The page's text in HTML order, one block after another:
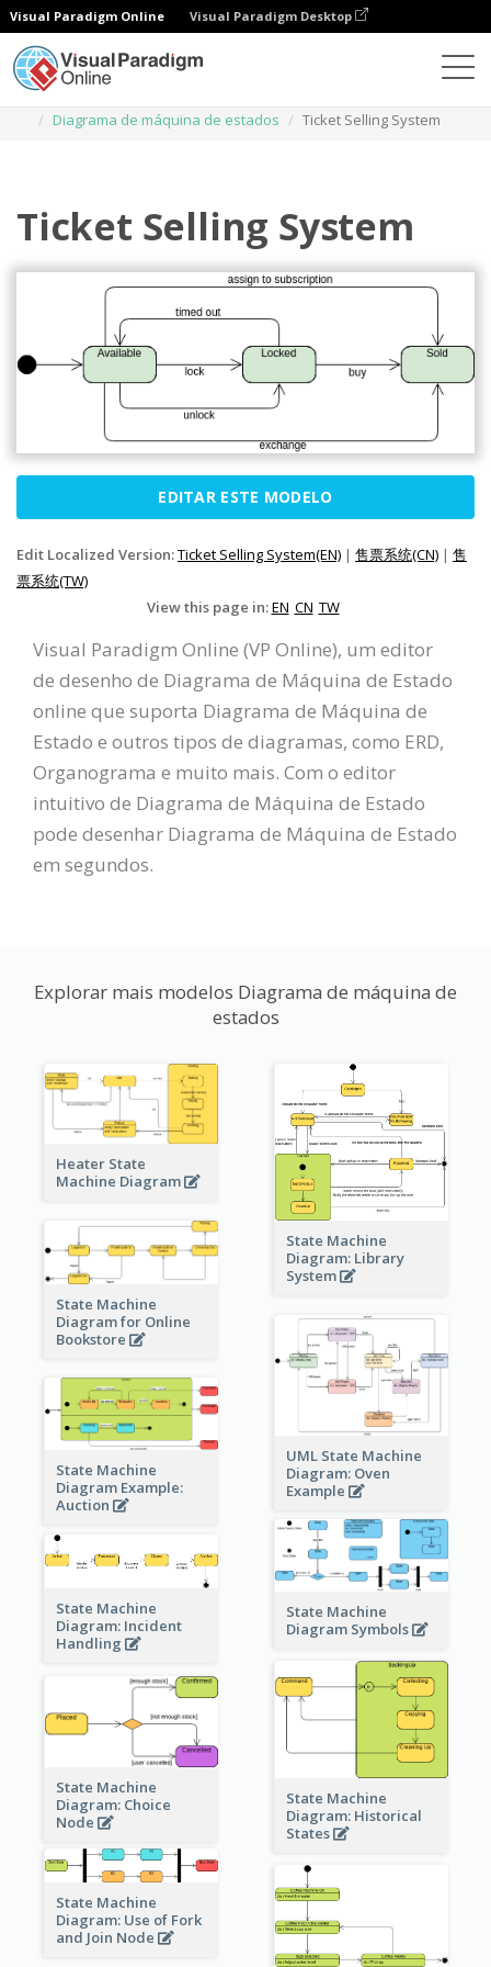
Visual Paradigm Online Visual Paradigm Desktop
Diagrama de máquina de estados
Ticket Selling System
Ticket Selling System
EDITAR ESTE MODELO
Edit Localized Version:Ticket Selling System(EN) | 售票系统(CN) | 售
票系统(TW)
View this page in:EN CN TW
Visual Paradigm Online (VP Online), um editor
de desenho de Diagrama de Máquina de Estado
online que suporta Diagrama de Máquina de
Estado e outros tipos de diagramas, como ERD,
Organograma e muito mais. Com o editor
intuitivo de Diagrama de Máquina de Estado
pode desenhar Diagrama de Máquina de Estado
em segundos.
Explorar mais modelos Diagrama de máquina de
estados
Heater State
Machine Diagram
State Machine
Diagram: Library
System
State Machine
Diagram for Online
Bookstore
UML State Machine
Diagram: Oven
Example
State Machine
Diagram Example:
Auction
State Machine
Diagram Symbols
State Machine
Diagram: Incident
Handling
State Machine
Diagram: Historical
States
State Machine
Diagram: Choice
Node
State Machine
Diagram: Use of Fork
and Join Node